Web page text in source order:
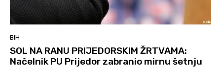
BIH
SOL NA RANU PRIJEDORSKIM ŽRTVAMA:
Načelnik PU Prijedor zabranio mirnu šetnju